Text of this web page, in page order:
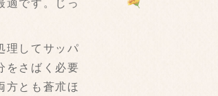
適です。じっ
理してサッパ
をさばく必要
方とも蒼朮ほ